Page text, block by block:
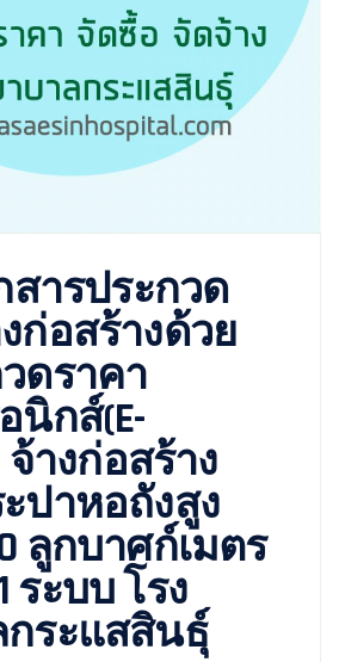
สารประกวด
ก่อสร้างด้วย
ดราคา
นิกส์(E-
จ้างก่อสร้าง
ปาหอถังสูง
ลูกบาศก์เมตร
ระบบ โรง
ระแสสินธุ์